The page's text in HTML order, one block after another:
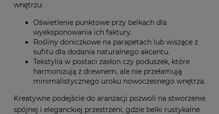
wnętrzu:
Oświetlenie punktowe przy belkach dla
wyeksponowania ich faktury.
Rośliny doniczkowe na parapetach lub wiszące z
sufitu dla dodania naturalnego akcentu.
Tekstylia w postaci zasłon czy poduszek, które
harmonizują z drewnem, ale nie przełamują
minimalistycznego uroku nowoczesnego wnętrza.
Kreatywne podejście do aranżacji pozwoli na stworzenie
spójnej i eleganckiej przestrzeni, gdzie belki rustykalne